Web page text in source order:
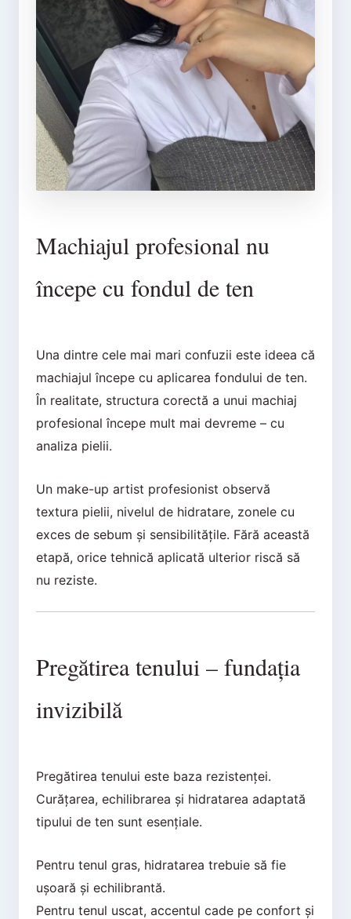
Machiajul profesional nu
începe cu fondul de ten
Una dintre cele mai mari confuzii este ideea că
machiajul începe cu aplicarea fondului de ten.
În realitate, structura corectă a unui machiaj
profesional începe mult mai devreme – cu
analiza pielii.
Un make-up artist profesionist observă
textura pielii, nivelul de hidratare, zonele cu
exces de sebum și sensibilitățile. Fără această
etapă, orice tehnică aplicată ulterior riscă să
nu reziste.
Pregătirea tenului – fundația
invizibilă
Pregătirea tenului este baza rezistenței.
Curățarea, echilibrarea și hidratarea adaptată
tipului de ten sunt esențiale.
Pentru tenul gras, hidratarea trebuie să fie
ușoară și echilibrantă.
Pentru tenul uscat, accentul cade pe confort și